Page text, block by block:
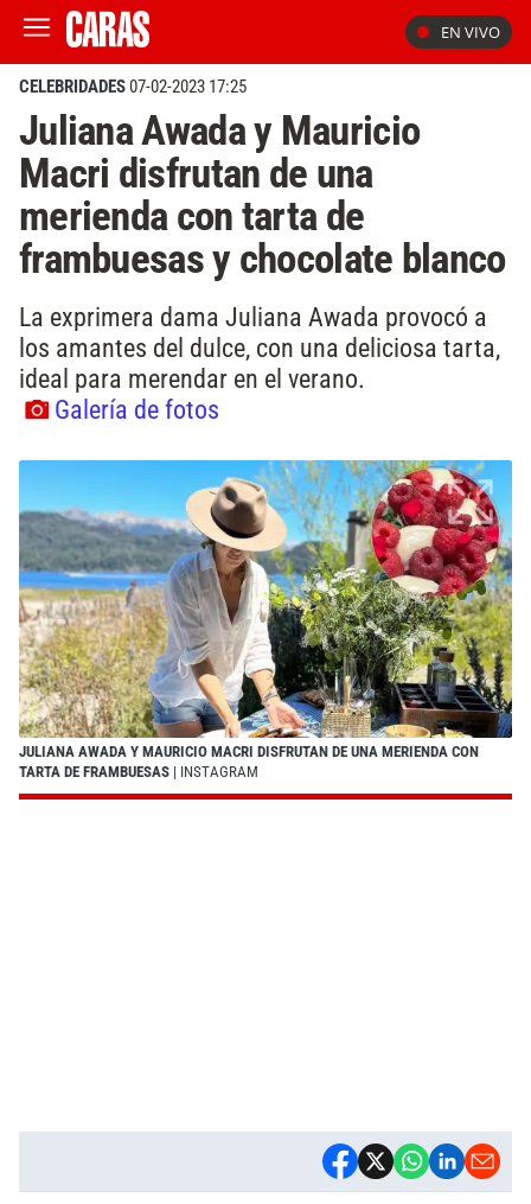
EN VIVO
CELEBRIDADES07-02-2023 17:25
Juliana Awada y Mauricio
Macri disfrutan de una
merienda con tarta de
frambuesas y chocolate blanco
La exprimera dama Juliana Awada provocó a
los amantes del dulce, con una deliciosa tarta,
ideal para merendar en el verano.
Galería de fotos
JULIANA AWADA Y MAURICIO MACRI DISFRUTAN DE UNA MERIENDA CON
TARTA DE FRAMBUESAS | INSTAGRAM